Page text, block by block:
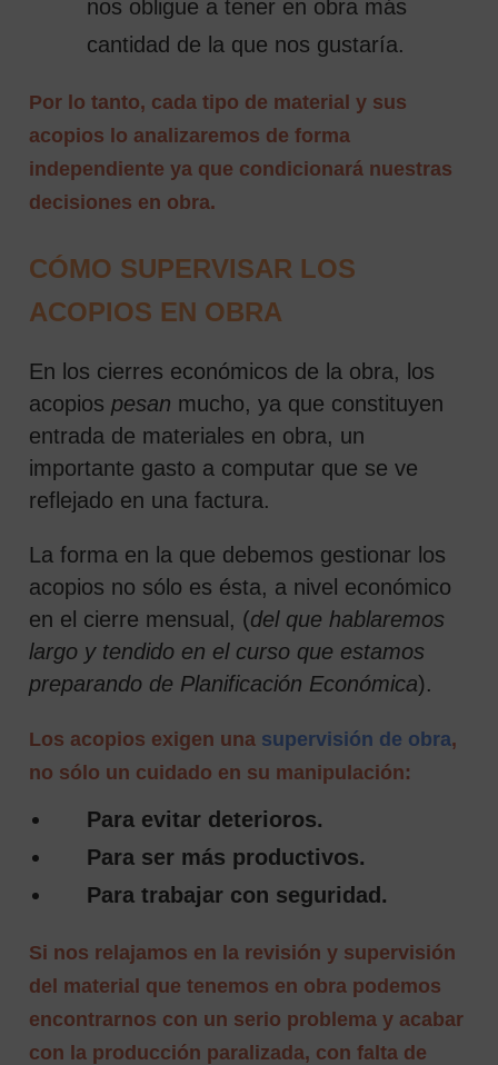
nos obligue a tener en obra más
cantidad de la que nos gustaría.
Por lo tanto, cada tipo de material y sus
acopios lo analizaremos de forma
independiente ya que condicionará nuestras
decisiones en obra.
CÓMO SUPERVISAR LOS
ACOPIOS EN OBRA
En los cierres económicos de la obra, los
acopios pesan mucho, ya que constituyen
entrada de materiales en obra, un
importante gasto a computar que se ve
reflejado en una factura.
La forma en la que debemos gestionar los
acopios no sólo es ésta, a nivel económico
en el cierre mensual, (del que hablaremos
largo y tendido en el curso que estamos
preparando de Planificación Económica).
Los acopios exigen una supervisión de obra,
no sólo un cuidado en su manipulación:
Para evitar deterioros.
Para ser más productivos.
Para trabajar con seguridad.
Si nos relajamos en la revisión y supervisión
del material que tenemos en obra podemos
encontrarnos con un serio problema y acabar
con la producción paralizada, con falta de